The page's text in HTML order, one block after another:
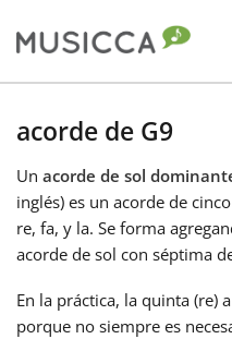
Български
Dansk
Deutsch
acorde de G9
Un acorde de sol
inglés) es un acorde de
re, fa, y la. Se forma
acorde de sol con séptima
En la práctica, la quinta (re)
porque no siempre es